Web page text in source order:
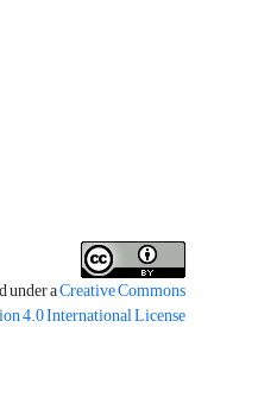
under aCreative Commons
4.0 International License